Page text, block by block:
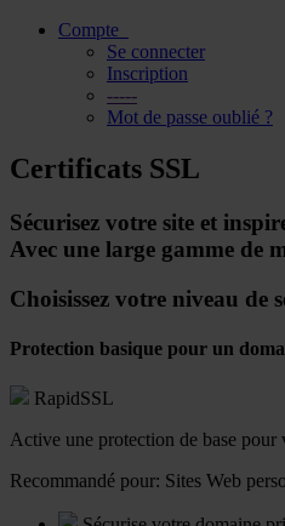
Compte
Se connecter
Inscription
-----
Mot de passe oublié ?
Certificats SSL
Sécurisez votre site et
Avec une large gamme de
Choisissez votre niveau de
Protection basique pour un
RapidSSL
Active une protection de base
Recommandé pour: Sites Web